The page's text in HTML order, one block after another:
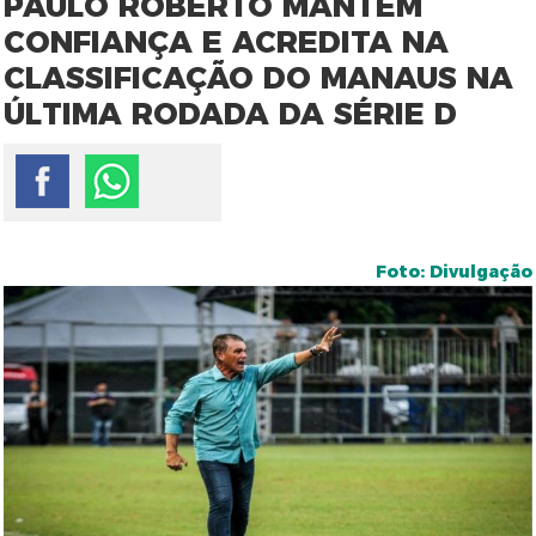
CONFIANÇA E ACREDITA NA
CLASSIFICAÇÃO DO MANAUS NA
ÚLTIMA RODADA DA SÉRIE D
Foto: Divulgação